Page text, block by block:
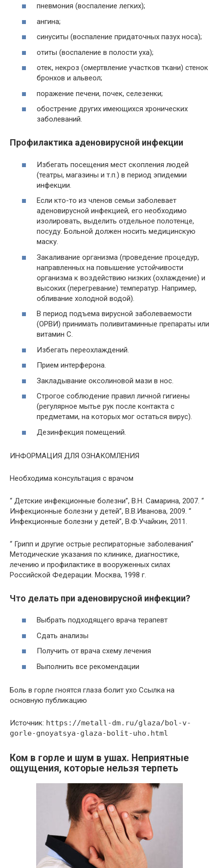
пневмония (воспаление легких);
ангина;
синуситы (воспаление придаточных пазух носа);
отиты (воспаление в полости уха);
отек, некроз (омертвление участков ткани) стенок
бронхов и альвеол;
поражение печени, почек, селезенки;
обострение других имеющихся хронических
заболеваний.
Профилактика аденовирусной инфекции
Избегать посещения мест скопления людей
(театры, магазины и т.п.) в период эпидемии
инфекции.
Если кто-то из членов семьи заболевает
аденовирусной инфекцией, его необходимо
изолировать, выделить отдельное полотенце,
посуду. Больной должен носить медицинскую
маску.
Закаливание организма (проведение процедур,
направленных на повышение устойчивости
организма к воздействию низких (охлаждение) и
высоких (перегревание) температур. Например,
обливание холодной водой).
В период подъема вирусной заболеваемости
(ОРВИ) принимать поливитаминные препараты или
витамин С.
Избегать переохлаждений.
Прием интерферона.
Закладывание оксолиновой мази в нос.
Строгое соблюдение правил личной гигиены
(регулярное мытье рук после контакта с
предметами, на которых мог остаться вирус).
Дезинфекция помещений.
ИНФОРМАЦИЯ ДЛЯ ОЗНАКОМЛЕНИЯ
Необходима консультация с врачом
“ Детские инфекционные болезни”, В.Н. Самарина, 2007. “
Инфекционные болезни у детей”, В.В.Иванова, 2009. “
Инфекционные болезни у детей”, В.Ф.Учайкин, 2011.
“ Грипп и другие острые респираторные заболевания”
Методические указания по клинике, диагностике,
лечению и профилактике в вооруженных силах
Российской Федерации. Москва, 1998 г.
Что делать при аденовирусной инфекции?
Выбрать подходящего врача терапевт
Сдать анализы
Получить от врача схему лечения
Выполнить все рекомендации
Боль в горле гноятся глаза болит ухо Ссылка на
основную публикацию
Источник: https://metall-dm.ru/glaza/bol-v-
gorle-gnoyatsya-glaza-bolit-uho.html
Ком в горле и шум в ушах. Неприятные
ощущения, которые нельзя терпеть